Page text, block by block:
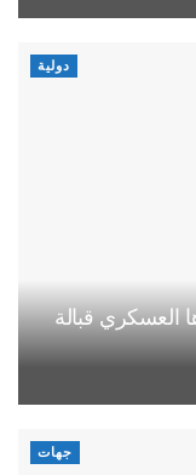
دولية
العسكري قبالة
جهات